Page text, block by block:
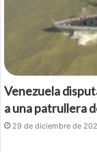
Venezuela
a una patrullera
29 de diciembre de